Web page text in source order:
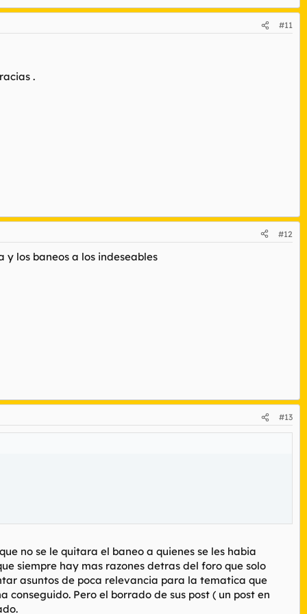
#11
.
#12
los baneos a los indeseables
#13
no se le quitara el baneo a quienes se les habia
siempre hay mas razones detras del foro que solo
asuntos de poca relevancia para la tematica que
Pero el borrado de sus post ( un post en